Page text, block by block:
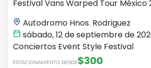
Festival Vans Warped Tour México
Autodromo Hnos. Rodriguez
sábado, 12 de septiembre de
Conciertos Event Style Festival
ESTACIONAMIENTO DESDE$300